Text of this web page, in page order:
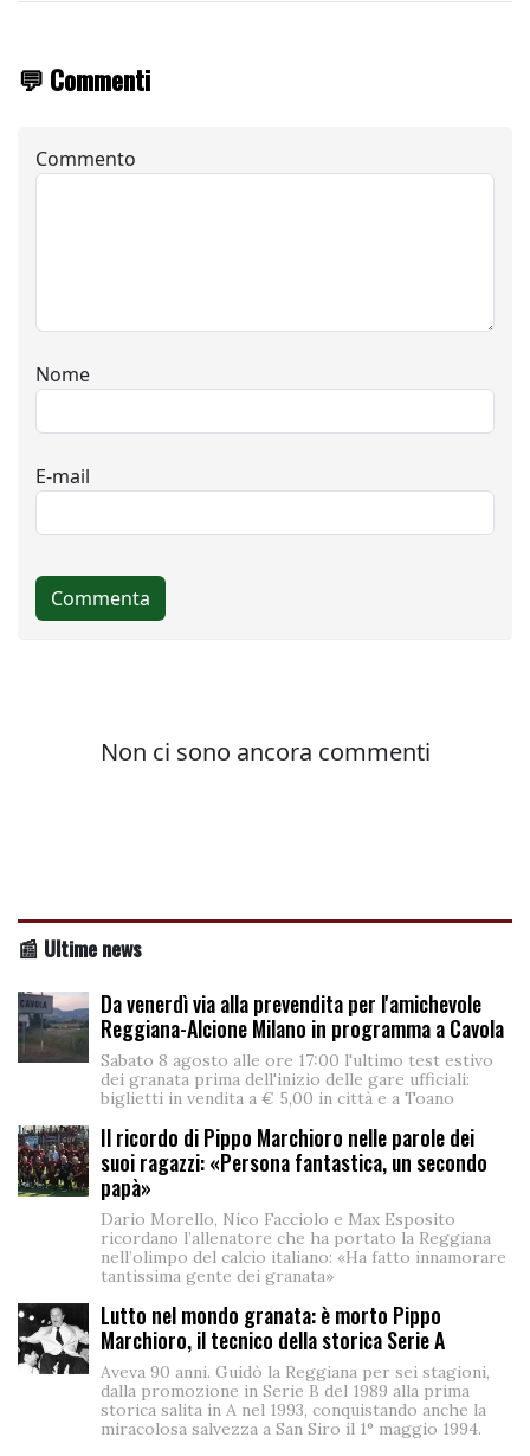
💬 Commenti
📰 Ultime news
Da venerdì via alla prevendita per l'amichevole
Reggiana-Alcione Milano in programma a Cavola
Sabato 8 agosto alle ore 17:00 l'ultimo test estivo
dei granata prima dell'inizio delle gare ufficiali:
biglietti in vendita a € 5,00 in città e a Toano
Il ricordo di Pippo Marchioro nelle parole dei
suoi ragazzi: «Persona fantastica, un secondo
papà»
Dario Morello, Nico Facciolo e Max Esposito
ricordano l’allenatore che ha portato la Reggiana
nell’olimpo del calcio italiano: «Ha fatto innamorare
tantissima gente dei granata»
Lutto nel mondo granata: è morto Pippo
Marchioro, il tecnico della storica Serie A
Aveva 90 anni. Guidò la Reggiana per sei stagioni,
dalla promozione in Serie B del 1989 alla prima
storica salita in A nel 1993, conquistando anche la
miracolosa salvezza a San Siro il 1° maggio 1994.